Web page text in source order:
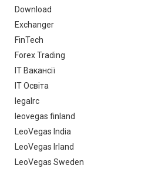
Download
Exchanger
FinTech
Forex Trading
IT Вакансії
IT Освіта
legalrc
leovegas finland
LeoVegas India
LeoVegas Irland
LeoVegas Sweden